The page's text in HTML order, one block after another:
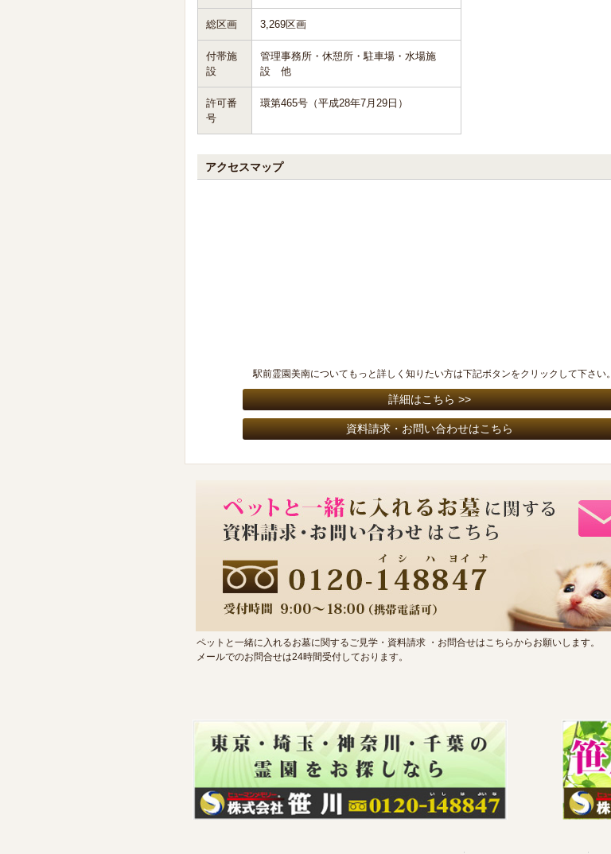
総区画 3,269区画
付帯施
設
管理事務所・休憩所・駐車場・水場施
設 他
許可番
号
環第465号（平成28年7月29日）
アクセスマップ
駅前霊園美南についてもっと詳しく知りたい方は下記ボタンをクリックして下さい。
ペットと一緒に入れるお墓に関するご見学・資料請求 ・お問合せはこちらからお願いします。
メールでのお問合せは24時間受付しております。